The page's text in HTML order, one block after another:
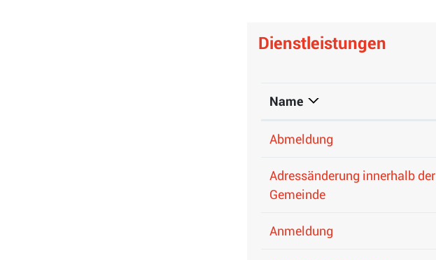
Dienstleistungen
Name
Abmeldung
Adressänderung innerhalb der
Gemeinde
Anmeldung